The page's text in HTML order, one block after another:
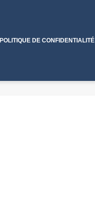
POLITIQUE DE CONFIDENTIALITÉ